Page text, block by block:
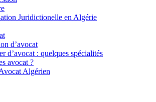
Juridictionelle en Algérie
d’avocat
d’avocat : quelques spécialités
avocat ?
Algérien